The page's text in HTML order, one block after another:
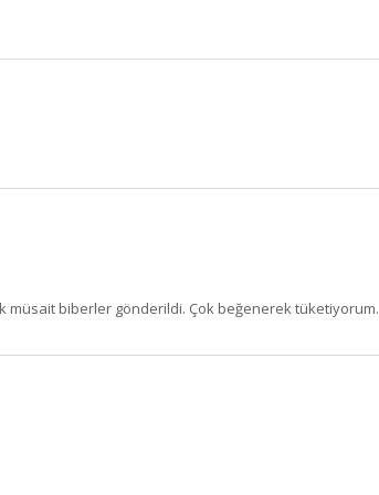
müsait biberler gönderildi. Çok beğenerek tüketiyorum.